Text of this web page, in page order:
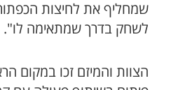
שמחליף את לחיצות
לשחק בדרך שמתאימה לו".
הצוות והמיזם זכו במקום